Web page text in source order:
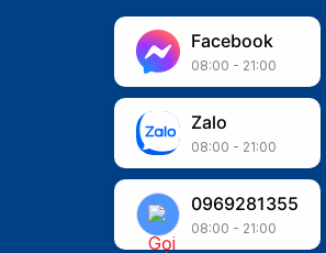
Facebook
08:00 - 21:00
Zalo
08:00 - 21:00
0969281355
08:00 - 21:00